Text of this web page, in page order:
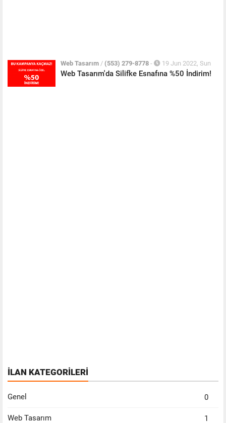
Web Tasarım / (553) 279-8778 - 19 Jun 2022, Sun
Web Tasarım'da Silifke Esnafına %50 İndirim!
İLAN KATEGORİLERİ
Genel 0
Web Tasarım 1